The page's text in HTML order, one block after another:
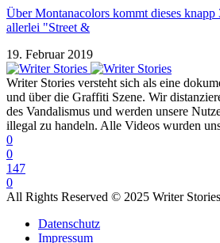
Über Montanacolors kommt dieses
allerlei "Street &
19. Februar 2019
Writer Stories versteht sich als eine
und über die Graffiti Szene. Wir
des Vandalismus und werden unsere
illegal zu handeln. Alle Videos wurden
0
0
147
0
All Rights Reserved © 2025 Writer Stories
Datenschutz
Impressum